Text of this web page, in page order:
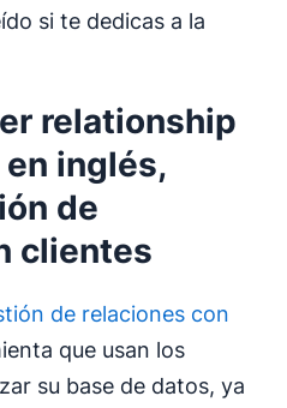
si te dedicas a la
relationship
inglés,
de
clientes
de relaciones con
que usan los
su base de datos, ya